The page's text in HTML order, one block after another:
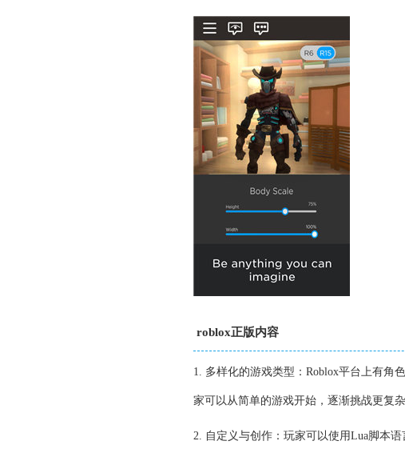
roblox正版内容
1. 多样化的游戏类型：Roblox平台上有角
家可以从简单的游戏开始，逐渐挑战更复
2. 自定义与创作：玩家可以使用Lua脚本